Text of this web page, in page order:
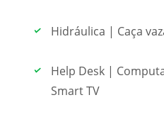
Hidráulica | Caça
Help Desk |
Smart TV